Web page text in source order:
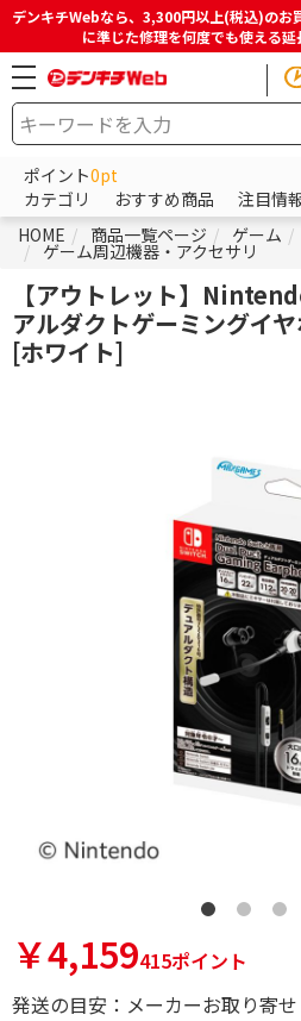
デンキチWebなら、3,300円以上(税込)のお
に準じた修理を何度でも使える延
ポイント0pt
カテゴリ
おすすめ商品 注目情
HOME
商品一覧ページ ゲーム
ゲーム周辺機器・アクセサリ
【アウトレット】
アルダクトゲーミングイ
[ホワイト]
￥4,159415ポイント
発送の目安：メーカーお取り寄せ